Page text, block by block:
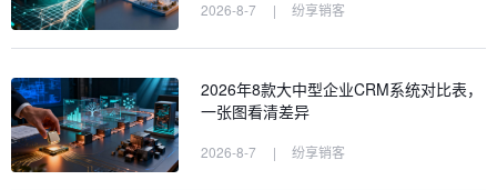
2026-8-7 | 纷享销客
2026年8款大中型企业CRM系统对比表，
一张图看清差异
2026-8-7 | 纷享销客